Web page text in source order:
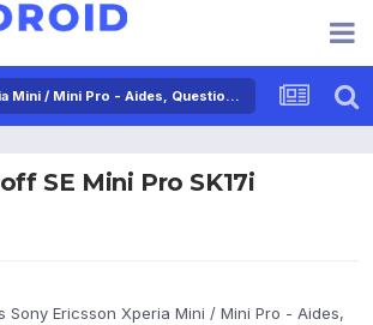
Sony Ericsson Xperia Mini / Mini Pro - Aides, Questions & Réponses
SE Mini Pro SK17i
Sony Ericsson Xperia Mini / Mini Pro - Aides,